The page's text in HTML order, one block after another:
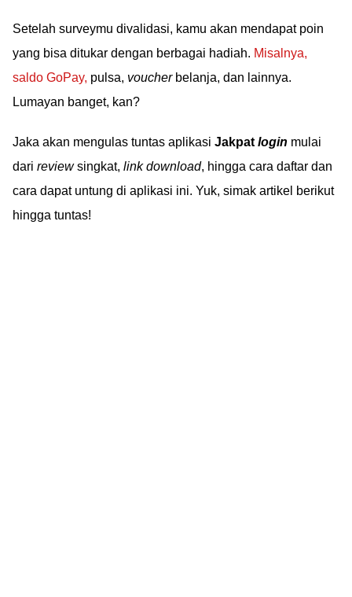
Setelah surveymu divalidasi, kamu akan mendapat poin
yang bisa ditukar dengan berbagai hadiah. Misalnya,
saldo GoPay, pulsa, voucherbelanja, dan lainnya.
Lumayan banget, kan?
Jaka akan mengulas tuntas aplikasi Jakpat login mulai
dari reviewsingkat, link download, hingga cara daftar dan
cara dapat untung di aplikasi ini. Yuk, simak artikel berikut
hingga tuntas!